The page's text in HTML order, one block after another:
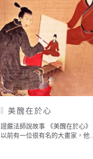
美醜在於心
證嚴法師說故事 《美醜在於心》
以前有一位很有名的大畫家，他…